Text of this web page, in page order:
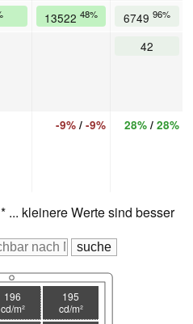
13522 48% 6749 96%
42
-9%/ -9% 28%/ 28%
* ... kleinere Werte sind besser
196
cd/m²
195
cd/m²